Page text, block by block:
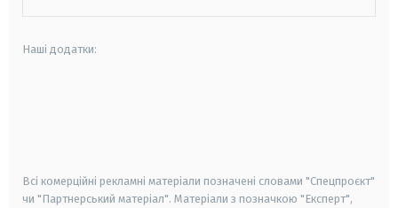
Наші додатки:
Всі комерційні рекламні матеріали позначені словами "Спецпроєкт"
чи "Партнерський матеріал". Матеріали з позначкою "Експерт",